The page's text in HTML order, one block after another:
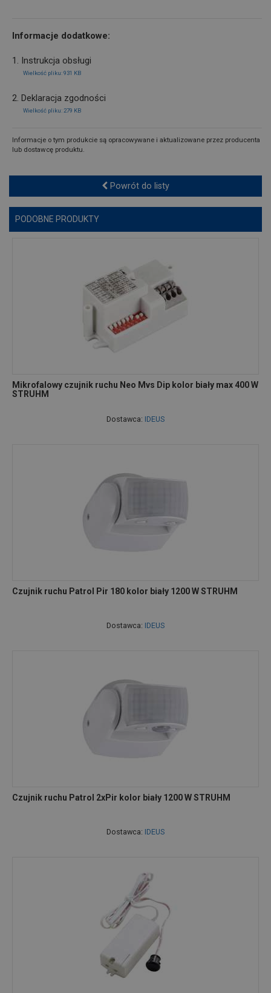
Informacje dodatkowe:
1. Instrukcja obsługi
Wielkość pliku: 931 KB
2. Deklaracja zgodności
Wielkość pliku: 279 KB
Informacje o tym produkcie są opracowywane i aktualizowane przez producenta
lub dostawcę produktu.
Powrót do listy
PODOBNE PRODUKTY
Mikrofalowy czujnik ruchu Neo Mvs Dip kolor biały max 400 W
STRUHM
Dostawca: IDEUS
Czujnik ruchu Patrol Pir 180 kolor biały 1200 W STRUHM
Dostawca: IDEUS
Czujnik ruchu Patrol 2xPir kolor biały 1200 W STRUHM
Dostawca: IDEUS